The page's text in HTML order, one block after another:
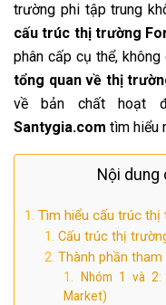
trường phi tập trung
cấu trúc thị trường
phân cấp cụ thể,
tổng quan về thị
về bản chất hoạt
Santygia.com tìm hiểu
Nội dung
Tìm hiểu cấu trúc thị
Cấu trúc thị
Thành phần
Nhóm 1 và
Market)